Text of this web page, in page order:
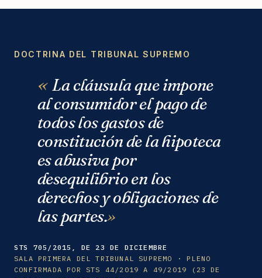
DOCTRINA DEL TRIBUNAL SUPREMO
La cláusula que impone
al consumidor el pago de
todos los gastos de
constitución de la hipoteca
es abusiva por
desequilibrio en los
derechos y obligaciones de
las partes.
STS 705/2015, DE 23 DE DICIEMBRE
SALA PRIMERA DEL TRIBUNAL SUPREMO · PLENO
CONFIRMADA POR STS 44/2019 A 49/2019 (23 DE